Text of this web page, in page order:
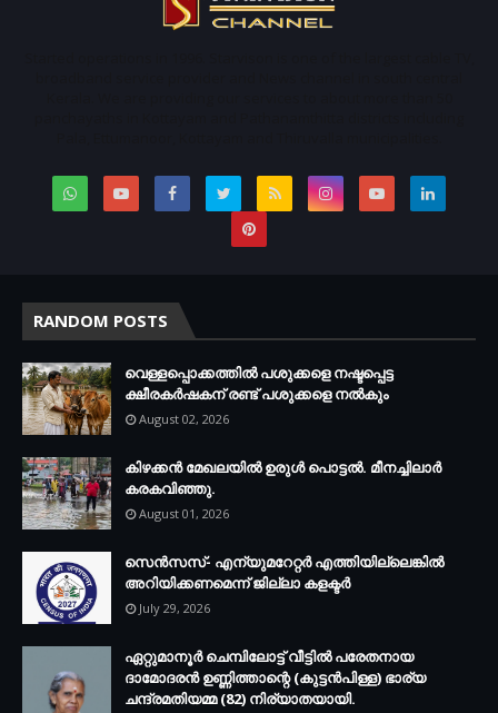
RANDOM POSTS
വെള്ളപ്പൊക്കത്തില്‍ പശുക്കളെ നഷ്ടപ്പെട്ട
ക്ഷീരകര്‍ഷകന് രണ്ട് പശുക്കളെ നല്‍കും
August 02, 2026
കിഴക്കന്‍ മേഖലയില്‍ ഉരുള്‍ പൊട്ടല്‍. മീനച്ചിലാര്‍
കരകവിഞ്ഞു.
August 01, 2026
സെന്‍സസ്- എന്യുമറേറ്റര്‍ എത്തിയില്ലെങ്കില്‍
അറിയിക്കണമെന്ന് ജില്ലാ കളക്ടര്‍
July 29, 2026
ഏറ്റുമാനൂര്‍ ചെമ്പിലോട്ട് വീട്ടില്‍ പരേതനായ
ദാമോദരന്‍ ഉണ്ണിത്താന്റെ (കുട്ടന്‍പിള്ള) ഭാര്യ
ചന്ദ്രമതിയമ്മ (82) നിര്യാതയായി.